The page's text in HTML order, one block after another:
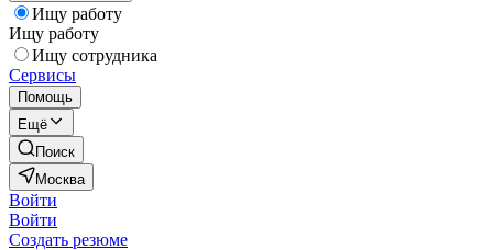
Ищу работу
Ищу работу
Ищу сотрудника
Сервисы
Помощь
Ещё
Поиск
Москва
Войти
Войти
Создать резюме